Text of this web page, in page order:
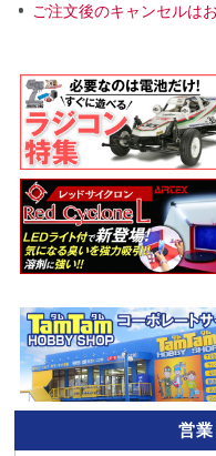
ご注文後のキャンセルは
営